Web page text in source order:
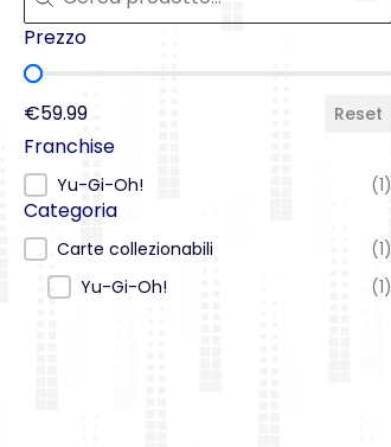
Prezzo
Prezzo
€59.99
Reset
Franchise
Franchise
Yu-Gi-Oh! (1)
Categoria
Categoria
Carte collezionabili
(1)
Yu-Gi-Oh!
(1)